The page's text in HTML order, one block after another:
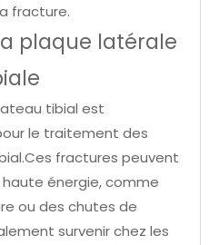
fracture.
plaque latérale
tibial est
le traitement des
fractures peuvent
énergie, comme
ou des chutes de
survenir chez les